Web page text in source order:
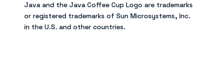
Java and the Java Coffee Cup Logo are trademarks
or registered trademarks of Sun Microsystems, Inc.
in the U.S. and other countries.